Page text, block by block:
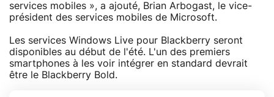
services mobiles », a ajouté, Brian Arbogast, le vice-
président des services mobiles de Microsoft.
Les services Windows Live pour Blackberry seront
disponibles au début de l'été. L'un des premiers
smartphones à les voir intégrer en standard devrait
être le Blackberry Bold.